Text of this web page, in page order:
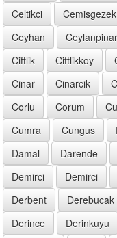
Celtikci
Cemisgezek
Ceyhan
Ceylanpinar
Ciftlik
Ciftlikkoy
Cinar
Cinarcik
Corlu
Corum
Cumra
Cungus
Damal
Darende
Demirci
Demirci
Derbent
Derebucak
Derince
Derinkuyu